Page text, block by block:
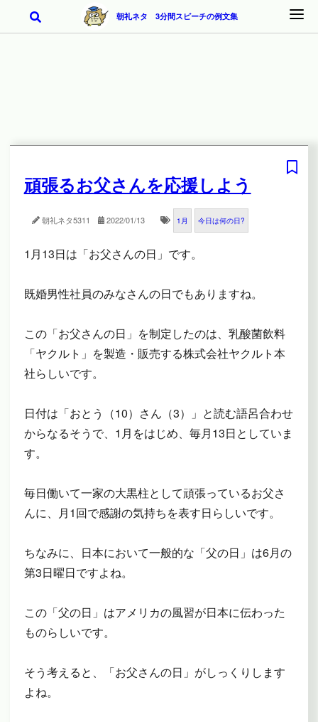
朝礼ネタ 3分間スピーチの例文集
頑張るお父さんを応援しよう
朝礼ネタ5311 2022/01/13 1月 今日は何の日?
1月13日は「お父さんの日」です。
既婚男性社員のみなさんの日でもありますね。
この「お父さんの日」を制定したのは、乳酸菌飲料
「ヤクルト」を製造・販売する株式会社ヤクルト本
社らしいです。
日付は「おとう（10）さん（3）」と読む語呂合わせ
からなるそうで、1月をはじめ、毎月13日としていま
す。
毎日働いて一家の大黒柱として頑張っているお父さ
んに、月1回で感謝の気持ちを表す日らしいです。
ちなみに、日本において一般的な「父の日」は6月の
第3日曜日ですよね。
この「父の日」はアメリカの風習が日本に伝わった
ものらしいです。
そう考えると、「お父さんの日」がしっくりします
よね。